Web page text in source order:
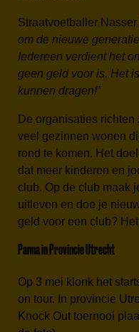
Straatvoetballer Nasser
om de nieuwe
Iedereen verdient het
geen geld voor is. Het
kunnen dragen!”
De organisaties
veel gezinnen wonen
rond te komen. Het
dat meer kinderen en
club. Op de club maak
uitleven en doe je
geld voor een club?
Panna in Provincie Utrecht
Op 3 mei klonk het
on tour. In provincie
Knock Out toernooi